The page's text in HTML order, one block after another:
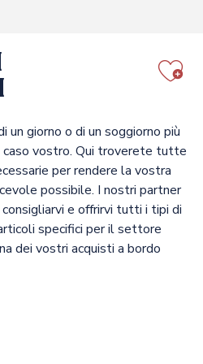
un giorno o di un soggiorno più
caso vostro. Qui troverete tutte
per rendere la vostra
possibile. I nostri partner
consigliarvi e offrirvi tutti i tipi di
specifici per il settore
dei vostri acquisti a bordo